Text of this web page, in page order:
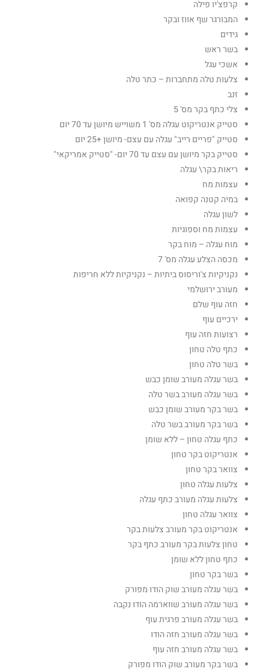
קרפצ'יו פילה
המבורגר שף אווז ובקר
גידים
בשר ראש
אשכי עגל
צלעות טלה מתחברות – כתר טלה
זנב
צלי כתף בקר מס' 5
סטייק אנטריקוט עגלה מס' 1 משוייש מיושן עד 70 יום
סטייק "פריים רייב" עגלה עם עצם- מיושן +25 יום
סטייק בקר מיושן עם עצם עד 70 יום- "סטייק אמריקאי"
ריאות בקר\ עגלה
עצמות מח
במיה קטנה קפואה
לשון עגלה
עצמות מח וספוגיות
מוח עגלה – מוח בקר
מכסה הצלע עגלה מס' 7
נקניקיות צ'וריסוס ביתיות – נקניקיות ללא חריפות
מעורב ירושלמי
חזה עוף שלם
ירכיים עוף
רצועות חזה עוף
כתף טלה טחון
בשר טלה טחון
בשר עגלה מעורב שומן כבש
בשר עגלה מעורב בשר טלה
בשר בקר מעורב שומן כבש
בשר בקר מעורב בשר טלה
כתף עגלה טחון – ללא שומן
אנטריקוט בקר טחון
צוואר בקר טחון
צלעות עגלה טחון
צלעות עגלה מעורב כתף עגלה
צוואר עגלה טחון
אנטריקוט בקר מעורב צלעות בקר
טחון צלעות בקר מעורב כתף בקר
כתף טחון ללא שומן
בשר בקר טחון
בשר עגלה מעורב שוק הודו מפורק
בשר עגלה מעורב שווארמה הודו נקבה
בשר עגלה מעורב פרגית עוף
בשר עגלה מעורב חזה הודו
בשר עגלה מעורב חזה עוף
בשר בקר מעורב שוק הודו מפורק